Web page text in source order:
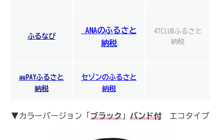
ふるなび
ANAのふるさと
納税
47CLUBふるさと
納税
auPAYふるさと
納税
セゾンのふるさと
納税
▼カラーバージョン「 ブラック 」 バンド付エコタイプ